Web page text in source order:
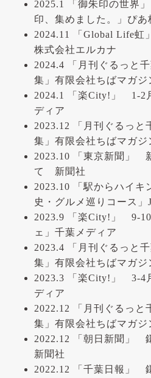
2025.1 「御朱印の世界
印、集めました。」ぴあ
2024.11 「Global Life虹
株式会社エルカナ
2024.4 「月刊ぐるっと
集」有限会社ちばマガジ
2024.1 「楽City!」 1-2
ディア
2023.12 「月刊ぐるっ
集」有限会社ちばマガジ
2023.10 「東京新聞」
て 新聞社
2023.10 「駅からハイ
史・グルメ巡りコース」
2023.9 「楽City!」 9-
ェ」千葉メディア
2023.4 「月刊ぐるっと
集」有限会社ちばマガジ
2023.3 「楽City!」 3-4
ディア
2022.12 「月刊ぐるっ
集」有限会社ちばマガジ
2022.12 「朝日新聞」
新聞社
2022.12 「千葉日報」